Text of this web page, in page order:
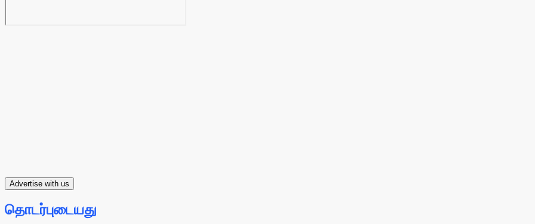
Advertise with us
தொடர்புடையது